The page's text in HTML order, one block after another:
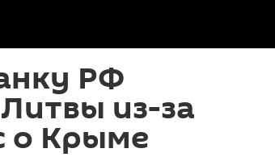
РФ
из-за
о Крыме